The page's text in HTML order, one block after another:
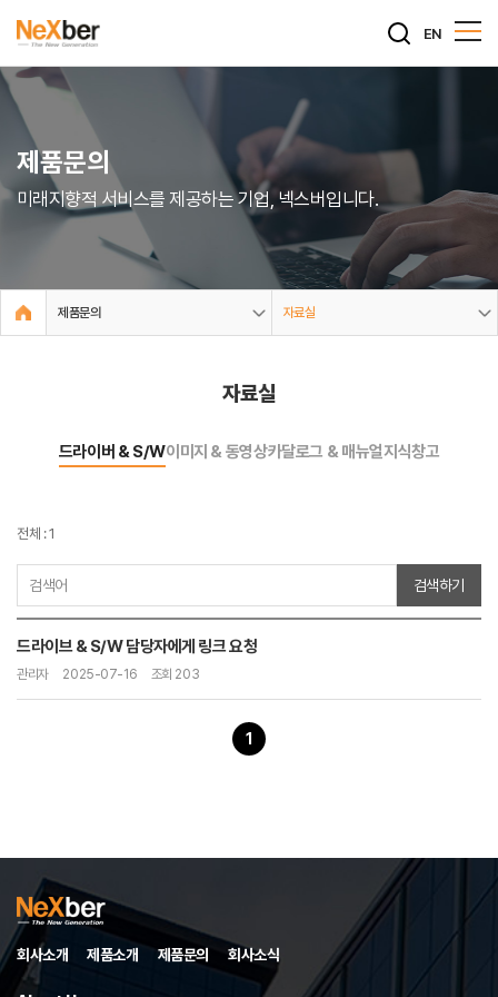
EN
제품문의
미래지향적 서비스를 제공하는 기업, 넥스버입니다.
제품문의 자료실
자료실
드라이버 & S/W이미지 & 동영상카달로그 & 매뉴얼지식창고
전체 : 1
검색하기
드라이브 & S/W 담당자에게 링크 요청
관리자 2025-07-16 조회 203
1
회사소개 제품소개 제품문의 회사소식